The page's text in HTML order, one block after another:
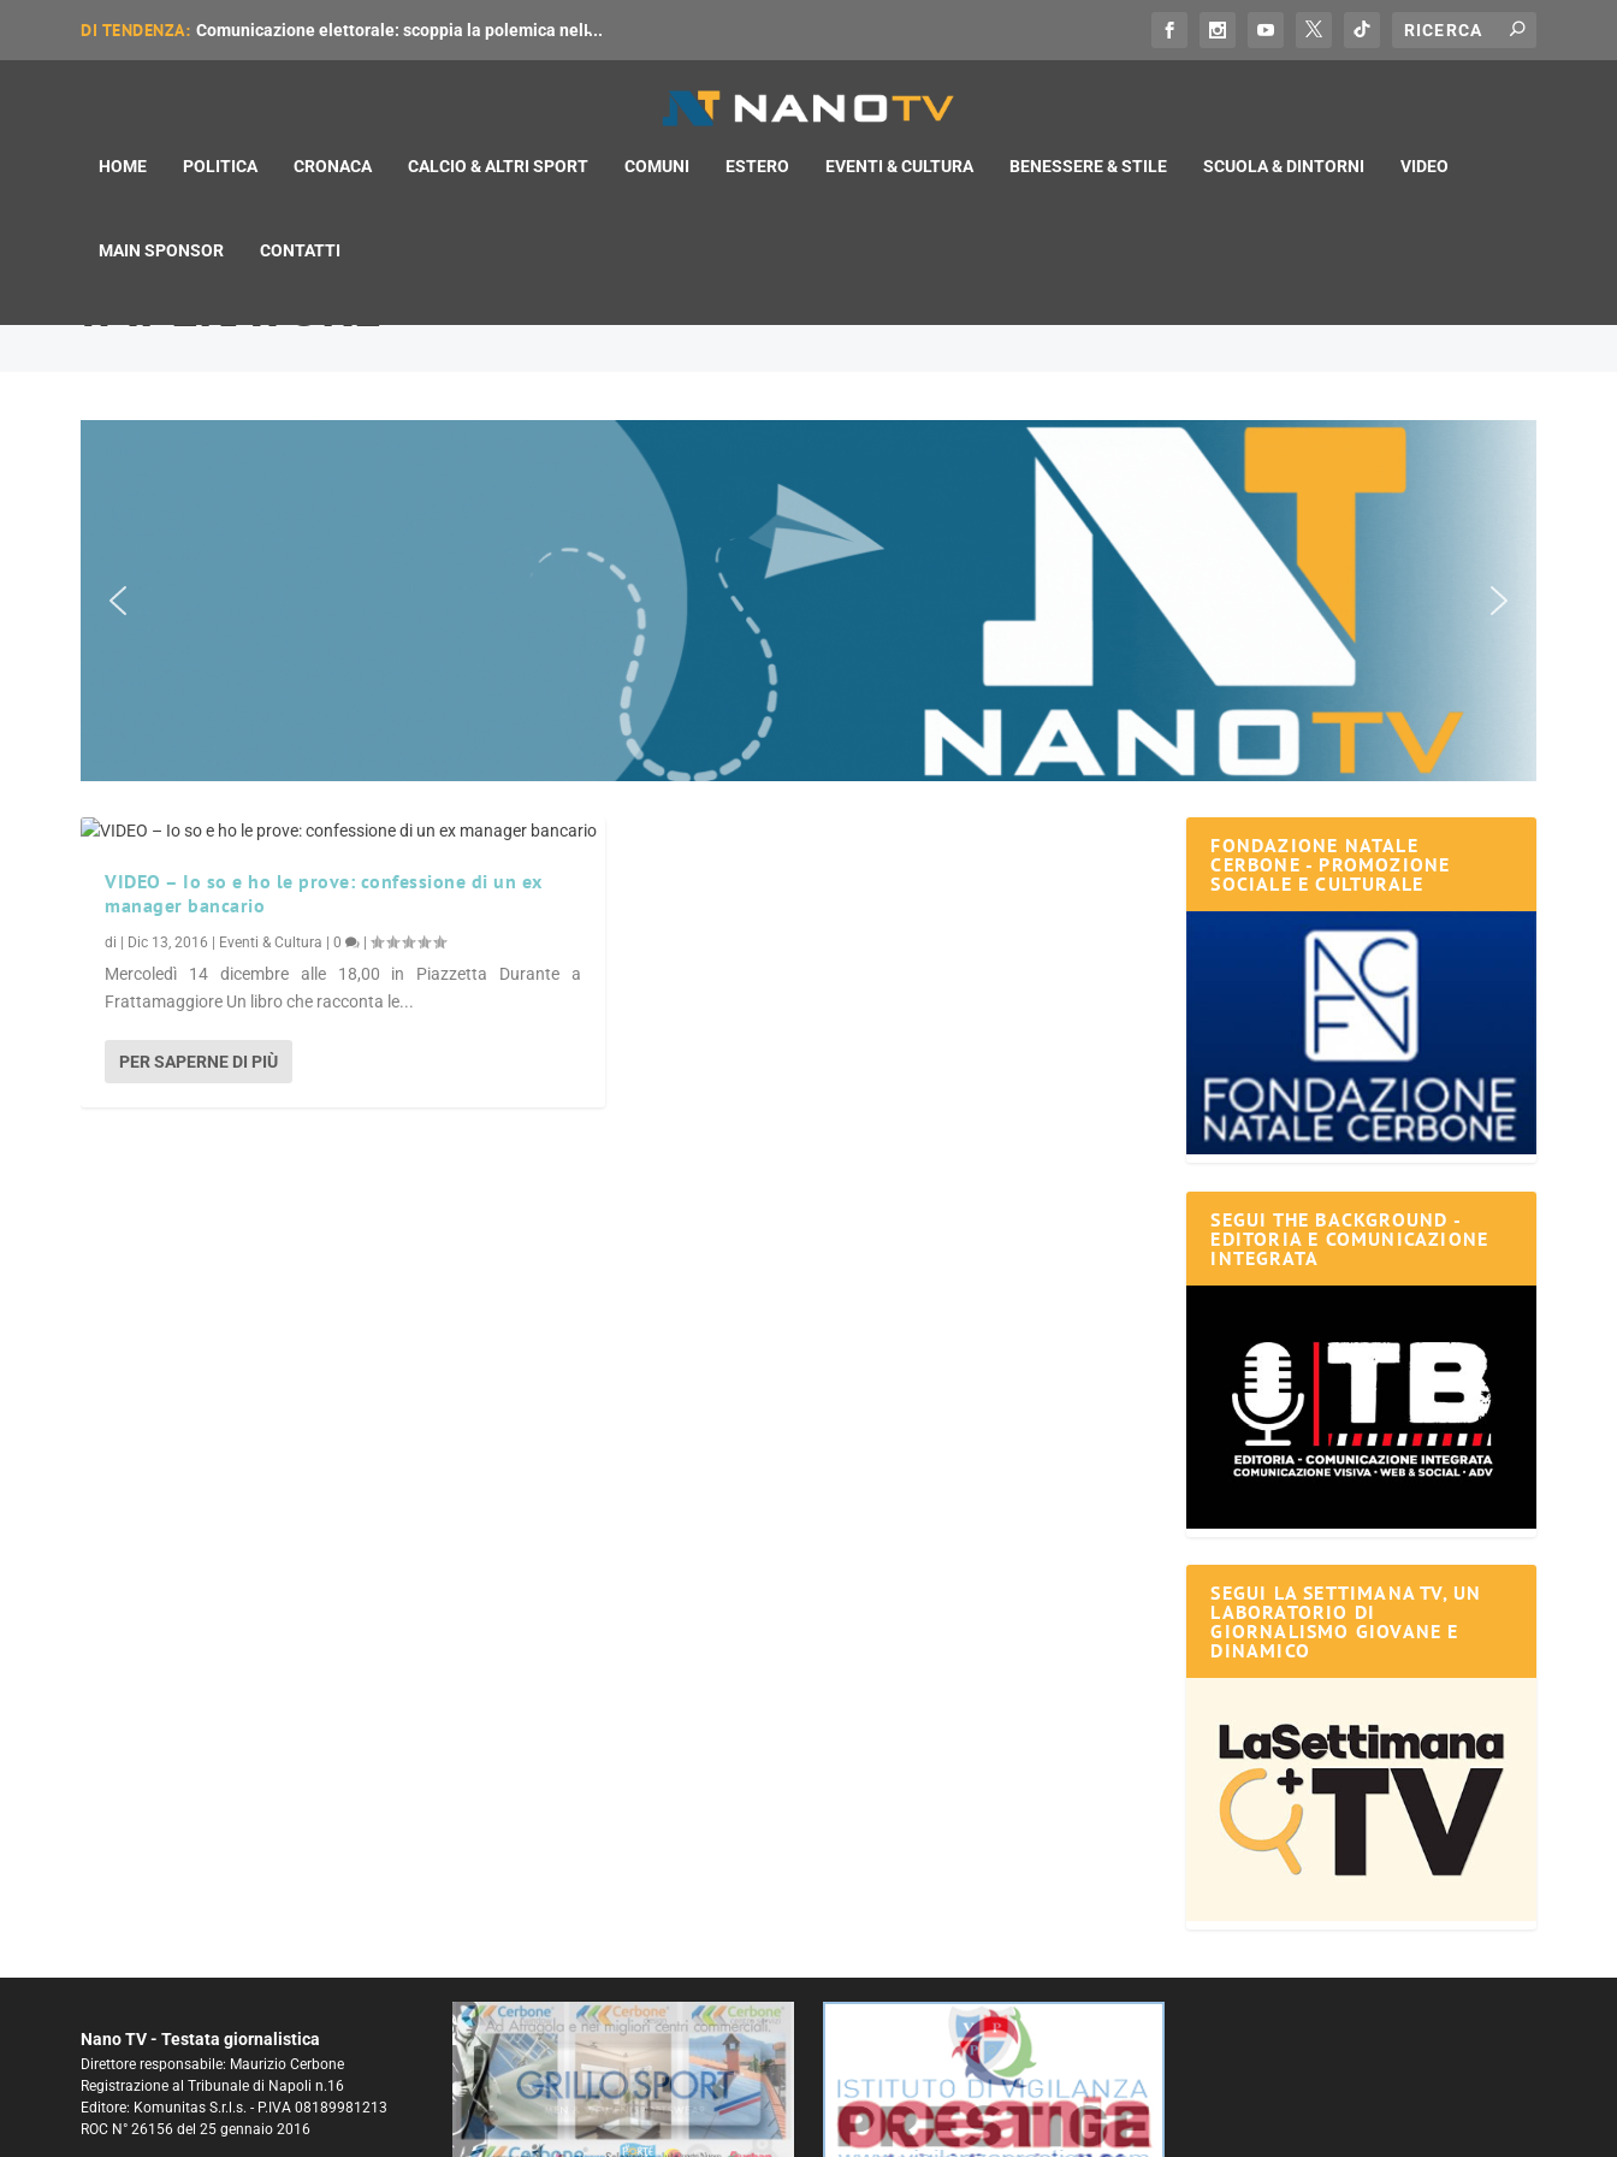
DI TENDENZA: Comunicazione elettorale: scoppia la polemica nell̵...
HOME POLITICA CRONACA CALCIO & ALTRI SPORT COMUNI ESTERO EVENTI & CULTURA BENESSERE & STILE SCUOLA & DINTORNI VIDEO
MAIN SPONSOR CONTATTI
IMPERATORE
VIDEO – Io so e ho le prove: confessione di un ex
manager bancario
di | Dic 13, 2016 | Eventi & Cultura |0 |
Mercoledì 14 dicembre alle 18,00 in Piazzetta Durante a
Frattamaggiore Un libro che racconta le...
PER SAPERNE DI PIÙ
FONDAZIONE NATALE
CERBONE - PROMOZIONE
SOCIALE E CULTURALE
SEGUI THE BACKGROUND -
EDITORIA E COMUNICAZIONE
INTEGRATA
SEGUI LA SETTIMANA TV, UN
LABORATORIO DI
GIORNALISMO GIOVANE E
DINAMICO
Nano TV - Testata giornalistica
Direttore responsabile: Maurizio Cerbone
Registrazione al Tribunale di Napoli n.16
Editore: Komunitas S.r.l.s. - P.IVA 08189981213
ROC N° 26156 del 25 gennaio 2016